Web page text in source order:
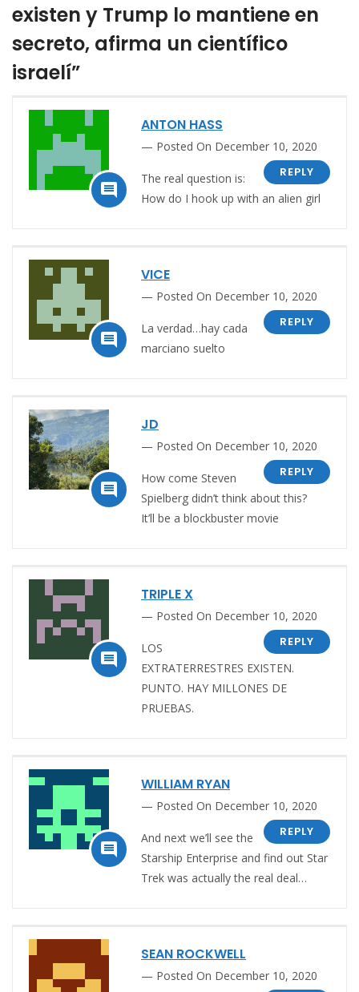
existen y Trump lo mantiene en
secreto, afirma un científico
israelí”

ANTON HASS
Posted On December 10, 2020
REPLY
The real question is:
How do I hook up with an alien girl

VICE
Posted On December 10, 2020
REPLY
La verdad…hay cada
marciano suelto

JD
Posted On December 10, 2020
REPLY
How come Steven
Spielberg didn’t think about this?
It’ll be a blockbuster movie

TRIPLE X
Posted On December 10, 2020
REPLY
LOS
EXTRATERRESTRES EXISTEN.
PUNTO. HAY MILLONES DE
PRUEBAS.

WILLIAM RYAN
Posted On December 10, 2020
REPLY
And next we’ll see the
Starship Enterprise and find out Star
Trek was actually the real deal…
SEAN ROCKWELL
Posted On December 10, 2020